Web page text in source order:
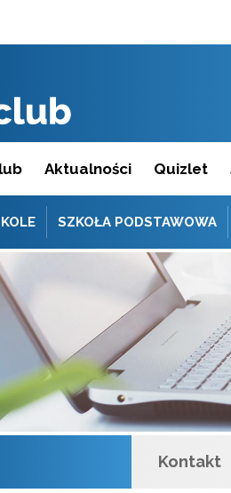
Aktualności Quizlet
SZKOŁA PODSTAWOWA
Kontakt